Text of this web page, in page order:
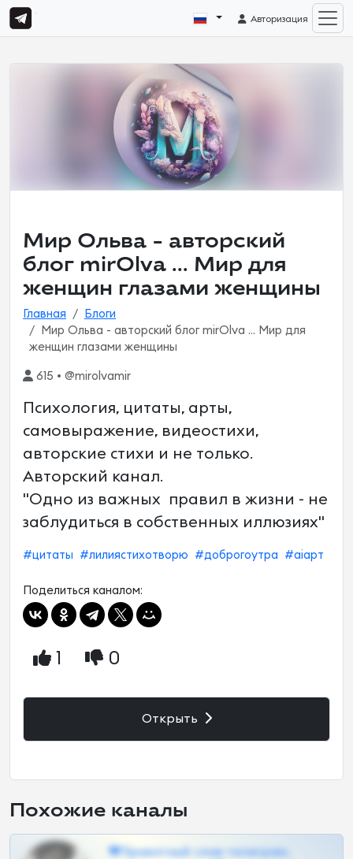
Авторизация
Мир Ольва - авторский
блог mirOlva ... Мир для
женщин глазами женщины
Главная
Блоги
Мир Ольва - авторский блог mirOlva ... Мир для
женщин глазами женщины
615 • @mirolvamir
Психология, цитаты, арты,
самовыражение, видеостихи,
авторские стихи и не только.
Авторский канал.
"Одно из важных правил в жизни - не
заблудиться в собственных иллюзиях"
#цитаты #лилиястихотворю #доброгоутра #aiарт
Поделиться каналом:
1 0
Открыть
Похожие каналы
❤Приватный слив телеграм,